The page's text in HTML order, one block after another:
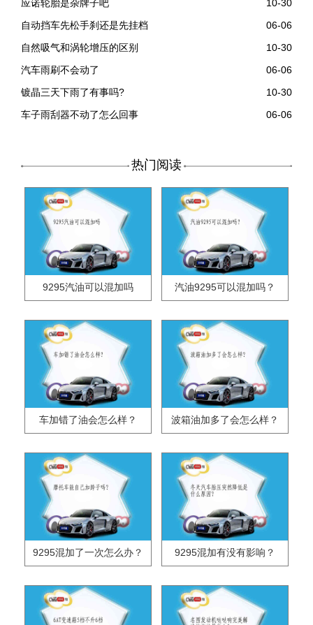
应诺轮胎是杂牌子吧
10-30
自动挡车先松手刹还是先挂档
06-06
自然吸气和涡轮增压的区别
10-30
汽车雨刷不会动了
06-06
镀晶三天下雨了有事吗?
10-30
车子雨刮器不动了怎么回事
06-06
热门阅读
9295汽油可以混加吗 汽油9295可以混加吗？
车加错了油会怎么样？ 波箱油加多了会怎么样？
9295混加了一次怎么办？ 9295混加有没有影响？